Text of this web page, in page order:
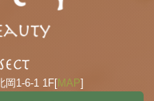
岡1-6-1 1F[MAP]